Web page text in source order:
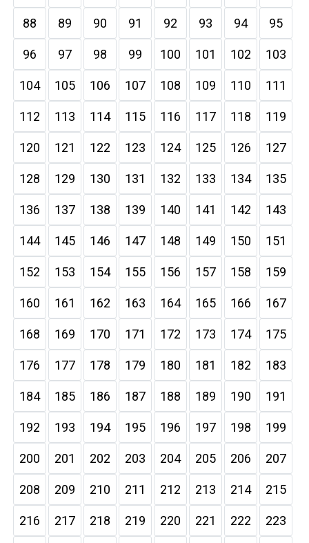
88 89 90 91 92 93 94 95
96 97 98 99 100 101 102 103
104 105 106 107 108 109 110 111
112 113 114 115 116 117 118 119
120 121 122 123 124 125 126 127
128 129 130 131 132 133 134 135
136 137 138 139 140 141 142 143
144 145 146 147 148 149 150 151
152 153 154 155 156 157 158 159
160 161 162 163 164 165 166 167
168 169 170 171 172 173 174 175
176 177 178 179 180 181 182 183
184 185 186 187 188 189 190 191
192 193 194 195 196 197 198 199
200 201 202 203 204 205 206 207
208 209 210 211 212 213 214 215
216 217 218 219 220 221 222 223